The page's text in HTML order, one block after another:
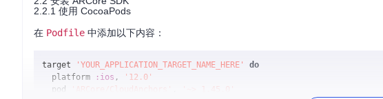
2.2.1 使用 CocoaPods
在 Podfile 中添加以下内容：
target 'YOUR_APPLICATION_TARGET_NAME_HERE'
do
  platform
:ios ,
'12.0'
  pod
'ARCore/CloudAnchors'
'~> 1.45.0'